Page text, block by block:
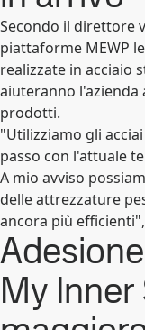
Secondo il direttore
piattaforme MEWP
realizzate in acciaio
aiuteranno l'azienda
prodotti.
"Utilizziamo gli
passo con l'attuale
A mio avviso
delle attrezzature
ancora più
My